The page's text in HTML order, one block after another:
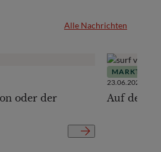
Alle Nachrichten
oder der
23.06.2026
Auf der